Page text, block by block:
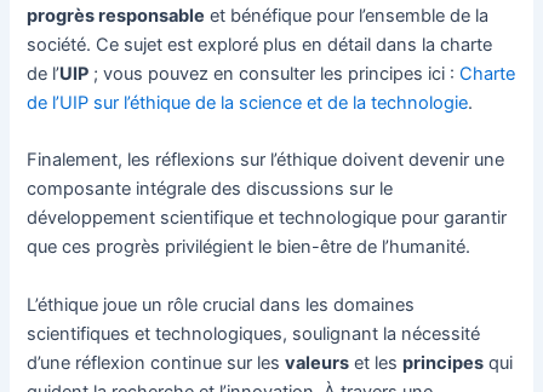
progrès responsable et bénéfique pour l’ensemble de la
société. Ce sujet est exploré plus en détail dans la charte
de l’UIP ; vous pouvez en consulter les principes ici :Charte
de l’UIP sur l’éthique de la science et de la technologie.
Finalement, les réflexions sur l’éthique doivent devenir une
composante intégrale des discussions sur le
développement scientifique et technologique pour garantir
que ces progrès privilégient le bien-être de l’humanité.
L’éthique joue un rôle crucial dans les domaines
scientifiques et technologiques, soulignant la nécessité
d’une réflexion continue sur lesvaleurs et lesprincipes qui